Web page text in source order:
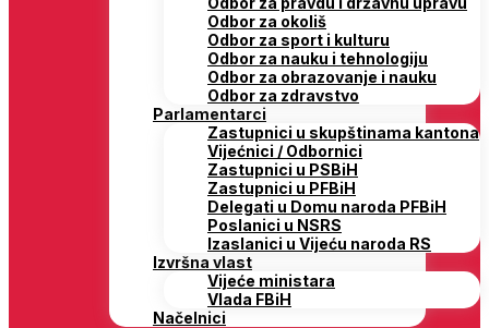
Odbor za okoliš
Odbor za sport i kulturu
Odbor za nauku i tehnologiju
Odbor za obrazovanje i nauku
Odbor za zdravstvo
Parlamentarci
Zastupnici u skupštinama kantona
Vijećnici / Odbornici
Zastupnici u PSBiH
Zastupnici u PFBiH
Delegati u Domu naroda PFBiH
Poslanici u NSRS
Izaslanici u Vijeću naroda RS
Izvršna vlast
Vijeće ministara
Vlada FBiH
Načelnici